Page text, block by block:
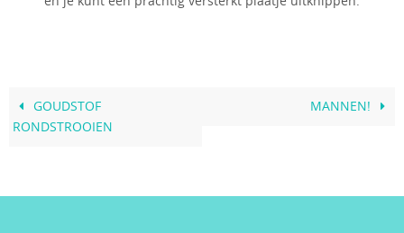
GOUDSTOF
RONDSTROOIEN
MANNEN!